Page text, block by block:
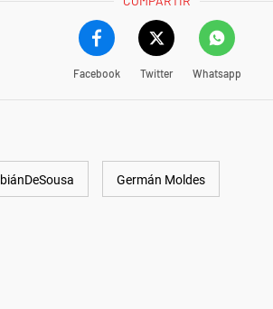
Facebook Twitter Whatsapp
Germán Moldes